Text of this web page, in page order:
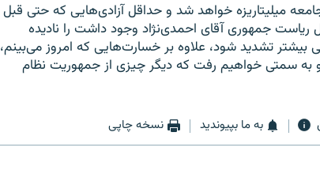
میلیتاریزه خواهد شد و حداقل آزادی‌هایی که حتی قبل
ریاست جمهوری آقای احمدی‌نژاد وجود داشت را نادیده
تشدید شود، علاوه بر خسارت‌هایی که امروز می‌بینم،
و به سمتی خواهیم رفت که دیگر چیزی از جمهوریت نظام
به ما بپیوندید نسخه چاپی